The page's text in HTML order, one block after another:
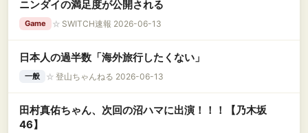
ニンダイの満足度が公開される
Game ☆ SWITCH速報 2026-06-13
日本人の過半数「海外旅行したくない」
一般 ☆ 登山ちゃんねる 2026-06-13
田村真佑ちゃん、次回の沼ハマに出演！！！【乃木坂
46】